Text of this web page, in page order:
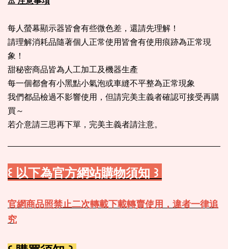
每人螢幕顯示器皆會有些微色差，還請先理解！
請理解消耗品隨著個人正常使用皆會有使用痕跡為正常現
象！
甜秘密商品皆為人工加工及機器生產
每一個都會有小黑點小氣泡或車縫不平整為正常現象
我們都品檢過不影響使用，但請完美主義者確認可接受再購
買～
若介意請三思再下單，完美主義者請注意。
꒰ 以下為官方網站購物須知 ꒱
官網商品照禁止二次轉載下載轉賣使用，違者一律追
究